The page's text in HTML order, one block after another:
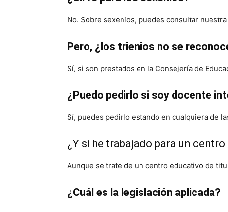
No. Sobre sexenios, puedes consultar nuestra
Pero, ¿los trienios no se
Sí, si son prestados en la Consejería de
¿Puedo pedirlo si soy docente
Sí, puedes pedirlo estando en cualquiera de
¿Y si he trabajado para un
Aunque se trate de un centro educativo de
¿Cuál es la legislación aplicada?